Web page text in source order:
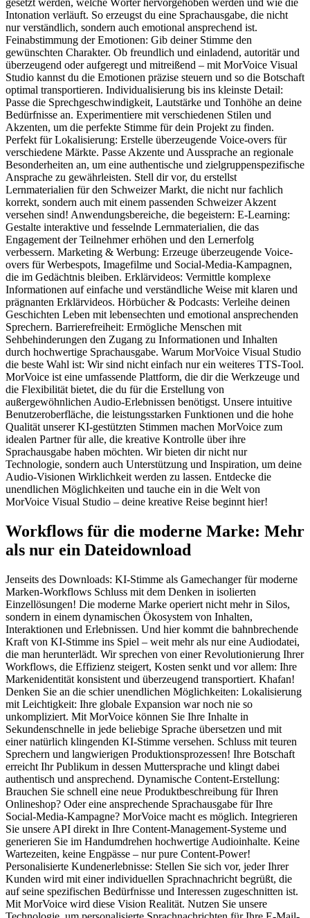
gesetzt werden, welche Wörter hervorgehoben werden und wie die
Intonation verläuft. So erzeugst du eine Sprachausgabe, die nicht
nur verständlich, sondern auch emotional ansprechend ist.
Feinabstimmung der Emotionen: Gib deiner Stimme den
gewünschten Charakter. Ob freundlich und einladend, autoritär und
überzeugend oder aufgeregt und mitreißend – mit MorVoice Visual
Studio kannst du die Emotionen präzise steuern und so die Botschaft
optimal transportieren. Individualisierung bis ins kleinste Detail:
Passe die Sprechgeschwindigkeit, Lautstärke und Tonhöhe an deine
Bedürfnisse an. Experimentiere mit verschiedenen Stilen und
Akzenten, um die perfekte Stimme für dein Projekt zu finden.
Perfekt für Lokalisierung: Erstelle überzeugende Voice-overs für
verschiedene Märkte. Passe Akzente und Aussprache an regionale
Besonderheiten an, um eine authentische und zielgruppenspezifische
Ansprache zu gewährleisten. Stell dir vor, du erstellst
Lernmaterialien für den Schweizer Markt, die nicht nur fachlich
korrekt, sondern auch mit einem passenden Schweizer Akzent
versehen sind! Anwendungsbereiche, die begeistern: E-Learning:
Gestalte interaktive und fesselnde Lernmaterialien, die das
Engagement der Teilnehmer erhöhen und den Lernerfolg
verbessern. Marketing & Werbung: Erzeuge überzeugende Voice-
overs für Werbespots, Imagefilme und Social-Media-Kampagnen,
die im Gedächtnis bleiben. Erklärvideos: Vermittle komplexe
Informationen auf einfache und verständliche Weise mit klaren und
prägnanten Erklärvideos. Hörbücher & Podcasts: Verleihe deinen
Geschichten Leben mit lebensechten und emotional ansprechenden
Sprechern. Barrierefreiheit: Ermögliche Menschen mit
Sehbehinderungen den Zugang zu Informationen und Inhalten
durch hochwertige Sprachausgabe. Warum MorVoice Visual Studio
die beste Wahl ist: Wir sind nicht einfach nur ein weiteres TTS-Tool.
MorVoice ist eine umfassende Plattform, die dir die Werkzeuge und
die Flexibilität bietet, die du für die Erstellung von
außergewöhnlichen Audio-Erlebnissen benötigst. Unsere intuitive
Benutzeroberfläche, die leistungsstarken Funktionen und die hohe
Qualität unserer KI-gestützten Stimmen machen MorVoice zum
idealen Partner für alle, die kreative Kontrolle über ihre
Sprachausgabe haben möchten. Wir bieten dir nicht nur
Technologie, sondern auch Unterstützung und Inspiration, um deine
Audio-Visionen Wirklichkeit werden zu lassen. Entdecke die
unendlichen Möglichkeiten und tauche ein in die Welt von
MorVoice Visual Studio – deine kreative Reise beginnt hier!
Workflows für die moderne Marke: Mehr
als nur ein Dateidownload
Jenseits des Downloads: KI-Stimme als Gamechanger für moderne
Marken-Workflows Schluss mit dem Denken in isolierten
Einzellösungen! Die moderne Marke operiert nicht mehr in Silos,
sondern in einem dynamischen Ökosystem von Inhalten,
Interaktionen und Erlebnissen. Und hier kommt die bahnbrechende
Kraft von KI-Stimme ins Spiel – weit mehr als nur eine Audiodatei,
die man herunterlädt. Wir sprechen von einer Revolutionierung Ihrer
Workflows, die Effizienz steigert, Kosten senkt und vor allem: Ihre
Markenidentität konsistent und überzeugend transportiert. Khafan!
Denken Sie an die schier unendlichen Möglichkeiten: Lokalisierung
mit Leichtigkeit: Ihre globale Expansion war noch nie so
unkompliziert. Mit MorVoice können Sie Ihre Inhalte in
Sekundenschnelle in jede beliebige Sprache übersetzen und mit
einer natürlich klingenden KI-Stimme versehen. Schluss mit teuren
Sprechern und langwierigen Produktionsprozessen! Ihre Botschaft
erreicht Ihr Publikum in dessen Muttersprache und klingt dabei
authentisch und ansprechend. Dynamische Content-Erstellung:
Brauchen Sie schnell eine neue Produktbeschreibung für Ihren
Onlineshop? Oder eine ansprechende Sprachausgabe für Ihre
Social-Media-Kampagne? MorVoice macht es möglich. Integrieren
Sie unsere API direkt in Ihre Content-Management-Systeme und
generieren Sie im Handumdrehen hochwertige Audioinhalte. Keine
Wartezeiten, keine Engpässe – nur pure Content-Power!
Personalisierte Kundenerlebnisse: Stellen Sie sich vor, jeder Ihrer
Kunden wird mit einer individuellen Sprachnachricht begrüßt, die
auf seine spezifischen Bedürfnisse und Interessen zugeschnitten ist.
Mit MorVoice wird diese Vision Realität. Nutzen Sie unsere